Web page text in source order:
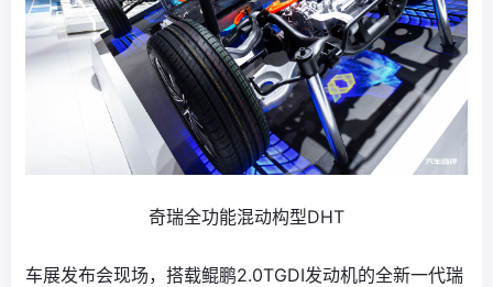
奇瑞全功能混动构型DHT
车展发布会现场，搭载鲲鹏2.0TGDI发动机的全新一代瑞